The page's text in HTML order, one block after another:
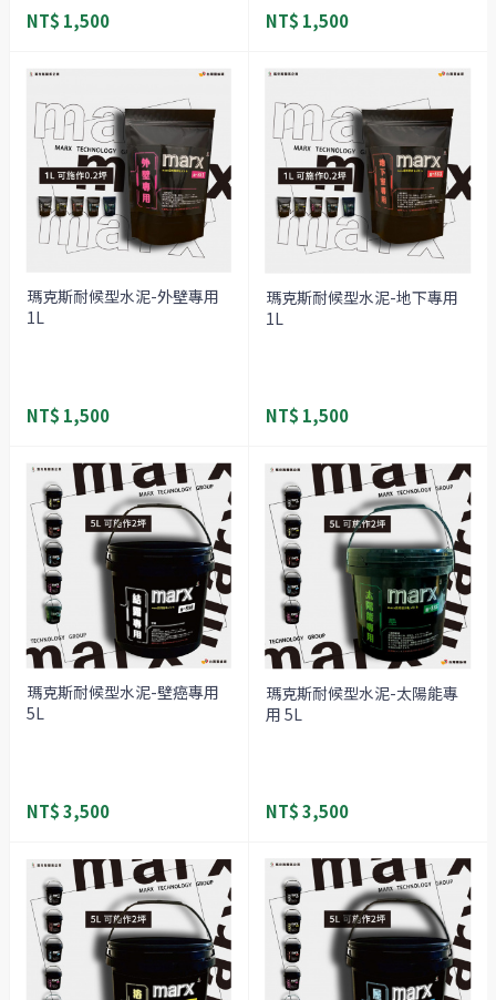
NT$ 1,500 NT$ 1,500
瑪克斯耐候型水泥-外壁專用
1L
NT$ 1,500
瑪克斯耐候型水泥-地下專用
1L
NT$ 1,500
瑪克斯耐候型水泥-壁癌專用
5L
NT$ 3,500
瑪克斯耐候型水泥-太陽能專
用 5L
NT$ 3,500